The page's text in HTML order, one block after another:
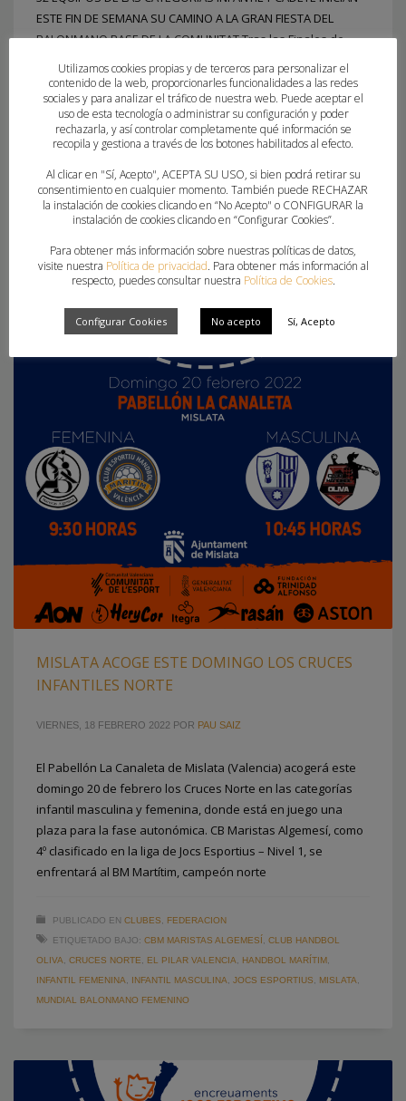
ESTE FIN DE SEMANA SU CAMINO A LA GRAN FIESTA DEL
BALONMANO BASE DE LA COMUNITAT Tras las Finales de
Nivel 2 y los cruces del pasado fin de semana, arranca la
fase autonómica de los Jocs Esportius. Las categorías
infantil y cadetes se preparan para
PUBLICADO EN CLUBES,FEDERACION
ETIQUETADO BAJO:
CADETE FEMENINA,CADETE MASCULINA ,
INFANTIL FEMENINA,INFANTIL MASCULINA ,JOCS ESPORTIUS
MISLATA ACOGE ESTE DOMINGO LOS CRUCES
INFANTILES NORTE
VIERNES, 18 FEBRERO 2022 POR PAU SAIZ
El Pabellón La Canaleta de Mislata (Valencia) acogerá este
domingo 20 de febrero los Cruces Norte en las categorías
infantil masculina y femenina, donde está en juego una
plaza para la fase autonómica. CB Maristas Algemesí, como
4º clasificado en la liga de Jocs Esportius – Nivel 1, se
enfrentará al BM Martítim, campeón norte
PUBLICADO EN CLUBES
FEDERACION
ETIQUETADO BAJO: CBM MARISTAS ALGEMESÍ
CLUB HANDBOL
OLIVA
CRUCES NORTE EL PILAR VALENCIA HANDBOL MARÍTIM
INFANTIL FEMENINA
INFANTIL MASCULINA JOCS ESPORTIUS MISLATA
MUNDIAL BALONMANO FEMENINO
Utilizamos cookies propias y de terceros para personalizar el
contenido de la web, proporcionarles funcionalidades a las redes
sociales y para analizar el tráfico de nuestra web. Puede aceptar el
uso de esta tecnología o administrar su configuración y poder
rechazarla, y así controlar completamente qué información se
recopila y gestiona a través de los botones habilitados al efecto.
Al clicar en "Sí, Acepto", ACEPTA SU USO, si bien podrá retirar su
consentimiento en cualquier momento. También puede RECHAZAR
la instalación de cookies clicando en “No Acepto" o CONFIGURAR la
instalación de cookies clicando en “Configurar Cookies”.
Para obtener más información sobre nuestras políticas de datos,
visite nuestra Política de privacidad. Para obtener más información al
respecto, puedes consultar nuestra Política de Cookies.
Configurar Cookies No acepto Sí, Acepto